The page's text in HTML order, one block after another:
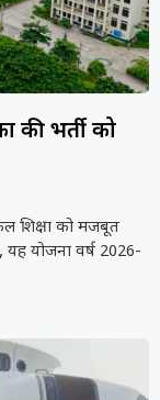
की भर्ती को
शिक्षा को मजबूत
योजना वर्ष 2026-